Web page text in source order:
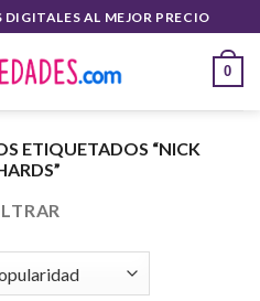
AL MEJOR PRECIO
0
ETIQUETADOS “NICK